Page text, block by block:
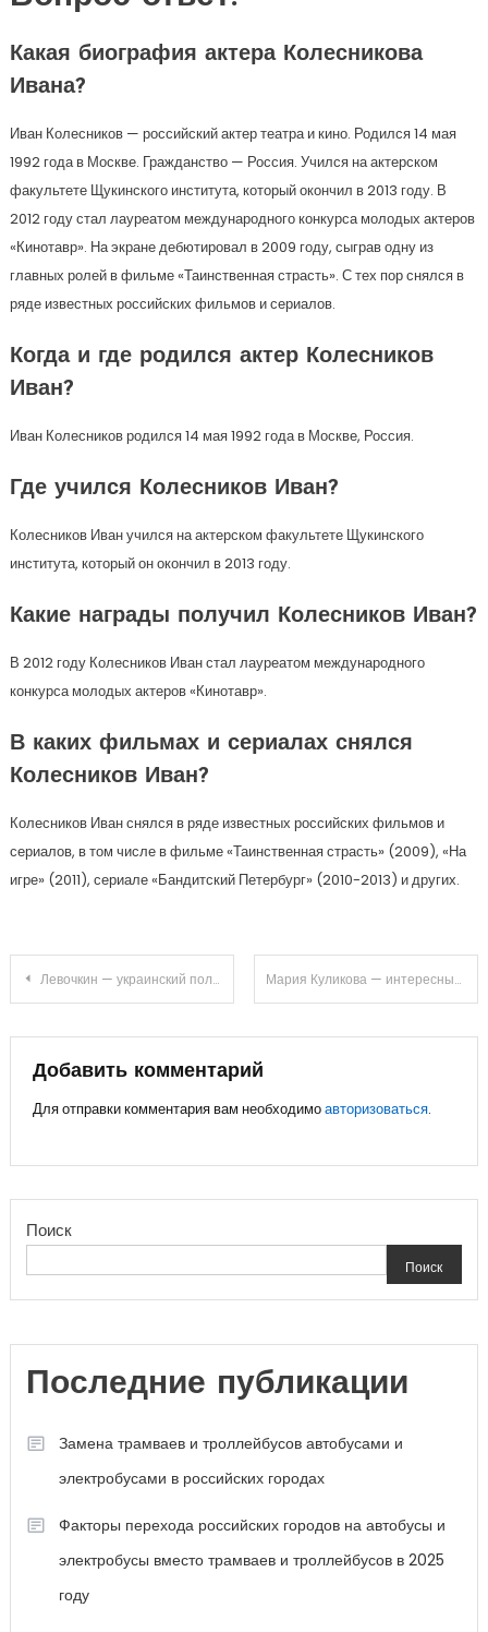
Какая биография актера Колесникова
Ивана?
Иван Колесников — российский актер театра и кино. Родился 14 мая
1992 года в Москве. Гражданство — Россия. Учился на актерском
факультете Щукинского института, который окончил в 2013 году. В
2012 году стал лауреатом международного конкурса молодых актеров
«Кинотавр». На экране дебютировал в 2009 году, сыграв одну из
главных ролей в фильме «Таинственная страсть». С тех пор снялся в
ряде известных российских фильмов и сериалов.
Когда и где родился актер Колесников
Иван?
Иван Колесников родился 14 мая 1992 года в Москве, Россия.
Где учился Колесников Иван?
Колесников Иван учился на актерском факультете Щукинского
института, который он окончил в 2013 году.
Какие награды получил Колесников Иван?
В 2012 году Колесников Иван стал лауреатом международного
конкурса молодых актеров «Кинотавр».
В каких фильмах и сериалах снялся
Колесников Иван?
Колесников Иван снялся в ряде известных российских фильмов и
сериалов, в том числе в фильме «Таинственная страсть» (2009), «На
игре» (2011), сериале «Бандитский Петербург» (2010-2013) и других.
Навигация
по
записям
Левочкин — украинский политик, его биография, достижения и влияние на страну Мария Куликова — интересные факты из биографии, рассказ о личной жизни, новый супруг и фотографии! Сайт О женщинах
Добавить комментарий
Для отправки комментария вам необходимоавторизоваться.
Поиск
Поиск
Последние публикации
Замена трамваев и троллейбусов автобусами и
электробусами в российских городах
Факторы перехода российских городов на автобусы и
электробусы вместо трамваев и троллейбусов в 2025
году